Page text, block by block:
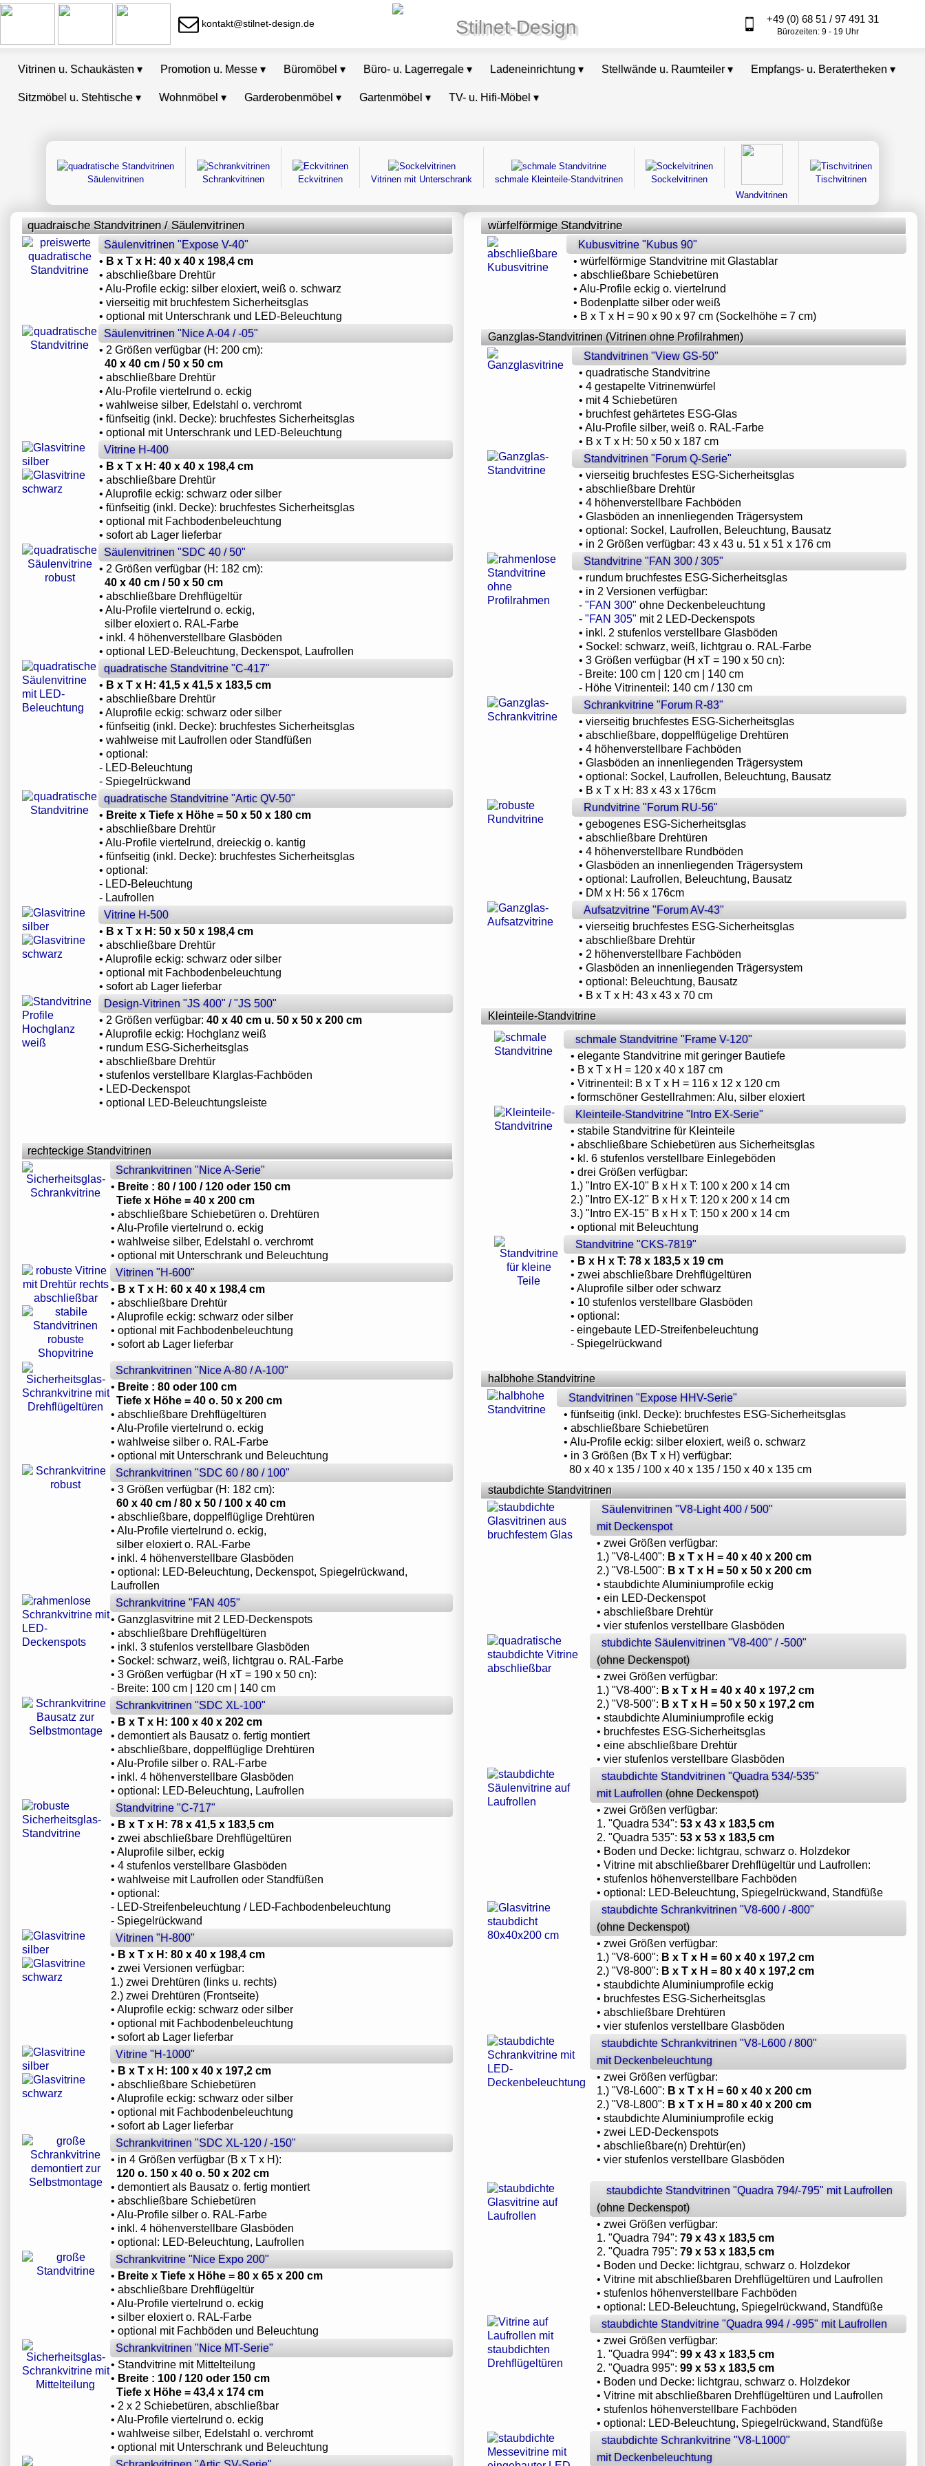
kontakt@stilnet-design.de Stilnet-Design +49 (0) 68 51 / 97 491 31
Bürozeiten: 9 - 19 Uhr
Säulenvitrinen Schrankvitrinen Eckvitrinen Vitrinen mit Unterschrank schmale Kleinteile-Standvitrinen
Sockelvitrinen
Wandvitrinen
Tischvitrinen
würfelförmige Standvitrine
Kubusvitrine "Kubus 90"
• würfelförmige Standvitrine mit Glastablar
• abschließbare Schiebetüren
• Alu-Profile eckig o. viertelrund
• Bodenplatte silber oder weiß
• B x T x H = 90 x 90 x 97 cm (Sockelhöhe = 7 cm)
Ganzglas-Standvitrinen (Vitrinen ohne Profilrahmen)
Standvitrinen "View GS-50"
• quadratische Standvitrine
• 4 gestapelte Vitrinenwürfel
• mit 4 Schiebetüren
• bruchfest gehärtetes ESG-Glas
• Alu-Profile silber, weiß o. RAL-Farbe
• B x T x H: 50 x 50 x 187 cm
Standvitrinen "Forum Q-Serie"
• vierseitig bruchfestes ESG-Sicherheitsglas
• abschließbare Drehtür
• 4 höhenverstellbare Fachböden
• Glasböden an innenliegenden Trägersystem
• optional: Sockel, Laufrollen, Beleuchtung, Bausatz
• in 2 Größen verfügbar: 43 x 43 u. 51 x 51 x 176 cm
Standvitrine "FAN 300 / 305"
• rundum bruchfestes ESG-Sicherheitsglas
• in 2 Versionen verfügbar:
- "FAN 300" ohne Deckenbeleuchtung
- "FAN 305" mit 2 LED-Deckenspots
• inkl. 2 stufenlos verstellbare Glasböden
• Sockel: schwarz, weiß, lichtgrau o. RAL-Farbe
• 3 Größen verfügbar (H xT = 190 x 50 cn):
- Breite: 100 cm | 120 cm | 140 cm
- Höhe Vitrinenteil: 140 cm / 130 cm
Schrankvitrine "Forum R-83"
• vierseitig bruchfestes ESG-Sicherheitsglas
• abschließbare, doppelflügelige Drehtüren
• 4 höhenverstellbare Fachböden
• Glasböden an innenliegenden Trägersystem
• optional: Sockel, Laufrollen, Beleuchtung, Bausatz
• B x T x H: 83 x 43 x 176cm
Rundvitrine "Forum RU-56"
• gebogenes ESG-Sicherheitsglas
• abschließbare Drehtüren
• 4 höhenverstellbare Rundböden
• Glasböden an innenliegenden Trägersystem
• optional: Laufrollen, Beleuchtung, Bausatz
• DM x H: 56 x 176cm
Aufsatzvitrine "Forum AV-43"
• vierseitig bruchfestes ESG-Sicherheitsglas
• abschließbare Drehtür
• 2 höhenverstellbare Fachböden
• Glasböden an innenliegenden Trägersystem
• optional: Beleuchtung, Bausatz
• B x T x H: 43 x 43 x 70 cm
Kleinteile-Standvitrine
schmale Standvitrine "Frame V-120"
• elegante Standvitrine mit geringer Bautiefe
• B x T x H = 120 x 40 x 187 cm
• Vitrinenteil: B x T x H = 116 x 12 x 120 cm
• formschöner Gestellrahmen: Alu, silber eloxiert
Kleinteile-Standvitrine "Intro EX-Serie"
• stabile Standvitrine für Kleinteile
• abschließbare Schiebetüren aus Sicherheitsglas
• kl. 6 stufenlos verstellbare Einlegeböden
• drei Größen verfügbar:
1.) "Intro EX-10" B x H x T: 100 x 200 x 14 cm
2.) "Intro EX-12" B x H x T: 120 x 200 x 14 cm
3.) "Intro EX-15" B x H x T: 150 x 200 x 14 cm
• optional mit Beleuchtung
Standvitrine "CKS-7819"
• B x H x T: 78 x 183,5 x 19 cm
• zwei abschließbare Drehflügeltüren
• Aluprofile silber oder schwarz
• 10 stufenlos verstellbare Glasböden
• optional:
- eingebaute LED-Streifenbeleuchtung
- Spiegelrückwand
halbhohe Standvitrine
Standvitrinen "Expose HHV-Serie"
• fünfseitig (inkl. Decke): bruchfestes ESG-Sicherheitsglas
• abschließbare Schiebetüren
• Alu-Profile eckig: silber eloxiert, weiß o. schwarz
• in 3 Größen (Bx T x H) verfügbar:
80 x 40 x 135 / 100 x 40 x 135 / 150 x 40 x 135 cm
staubdichte Standvitrinen
Säulenvitrinen "V8-Light 400 / 500"
mit Deckenspot
• zwei Größen verfügbar:
1.) "V8-L400": B x T x H = 40 x 40 x 200 cm
2.) "V8-L500": B x T x H = 50 x 50 x 200 cm
• staubdichte Aluminiumprofile eckig
• ein LED-Deckenspot
• abschließbare Drehtür
• vier stufenlos verstellbare Glasböden
stubdichte Säulenvitrinen "V8-400" / -500"
(ohne Deckenspot)
• zwei Größen verfügbar:
1.) "V8-400": B x T x H = 40 x 40 x 197,2 cm
2.) "V8-500": B x T x H = 50 x 50 x 197,2 cm
• staubdichte Aluminiumprofile eckig
• bruchfestes ESG-Sicherheitsglas
• eine abschließbare Drehtür
• vier stufenlos verstellbare Glasböden
staubdichte Standvitrinen "Quadra 534/-535"
mit Laufrollen (ohne Deckenspot)
• zwei Größen verfügbar:
1. "Quadra 534": 53 x 43 x 183,5 cm
2. "Quadra 535": 53 x 53 x 183,5 cm
• Boden und Decke: lichtgrau, schwarz o. Holzdekor
• Vitrine mit abschließbarer Drehflügeltür und Laufrollen:
• stufenlos höhenverstellbare Fachböden
• optional: LED-Beleuchtung, Spiegelrückwand, Standfüße
staubdichte Schrankvitrinen "V8-600 / -800"
(ohne Deckenspot)
• zwei Größen verfügbar:
1.) "V8-600": B x T x H = 60 x 40 x 197,2 cm
2.) "V8-800": B x T x H = 80 x 40 x 197,2 cm
• staubdichte Aluminiumprofile eckig
• bruchfestes ESG-Sicherheitsglas
• abschließbare Drehtüren
• vier stufenlos verstellbare Glasböden
staubdichte Schrankvitrinen "V8-L600 / 800"
mit Deckenbeleuchtung
• zwei Größen verfügbar:
1.) "V8-L600": B x T x H = 60 x 40 x 200 cm
2.) "V8-L800": B x T x H = 80 x 40 x 200 cm
• staubdichte Aluminiumprofile eckig
• zwei LED-Deckenspots
• abschließbare(n) Drehtür(en)
• vier stufenlos verstellbare Glasböden
staubdichte Standvitrinen "Quadra 794/-795" mit Laufrollen
(ohne Deckenspot)
• zwei Größen verfügbar:
1. "Quadra 794": 79 x 43 x 183,5 cm
2. "Quadra 795": 79 x 53 x 183,5 cm
• Boden und Decke: lichtgrau, schwarz o. Holzdekor
• Vitrine mit abschließbaren Drehflügeltüren und Laufrollen
• stufenlos höhenverstellbare Fachböden
• optional: LED-Beleuchtung, Spiegelrückwand, Standfüße
staubdichte Standvitrine "Quadra 994 / -995" mit Laufrollen
• zwei Größen verfügbar:
1. "Quadra 994": 99 x 43 x 183,5 cm
2. "Quadra 995": 99 x 53 x 183,5 cm
• Boden und Decke: lichtgrau, schwarz o. Holzdekor
• Vitrine mit abschließbaren Drehflügeltüren und Laufrollen
• stufenlos höhenverstellbare Fachböden
• optional: LED-Beleuchtung, Spiegelrückwand, Standfüße
staubdichte Schrankvitrine "V8-L1000"
mit Deckenbeleuchtung
quadraische Standvitrinen / Säulenvitrinen
Säulenvitrinen "Expose V-40"
• B x T x H: 40 x 40 x 198,4 cm
• abschließbare Drehtür
• Alu-Profile eckig: silber eloxiert, weiß o. schwarz
• vierseitig mit bruchfestem Sicherheitsglas
• optional mit Unterschrank und LED-Beleuchtung
Säulenvitrinen "Nice A-04 / -05"
• 2 Größen verfügbar (H: 200 cm):
40 x 40 cm / 50 x 50 cm
• abschließbare Drehtür
• Alu-Profile viertelrund o. eckig
• wahlweise silber, Edelstahl o. verchromt
• fünfseitig (inkl. Decke): bruchfestes Sicherheitsglas
• optional mit Unterschrank und LED-Beleuchtung
Vitrine H-400
• B x T x H: 40 x 40 x 198,4 cm
• abschließbare Drehtür
• Aluprofile eckig: schwarz oder silber
• fünfseitig (inkl. Decke): bruchfestes Sicherheitsglas
• optional mit Fachbodenbeleuchtung
• sofort ab Lager lieferbar
Säulenvitrinen "SDC 40 / 50"
• 2 Größen verfügbar (H: 182 cm):
40 x 40 cm / 50 x 50 cm
• abschließbare Drehflügeltür
• Alu-Profile viertelrund o. eckig,
silber eloxiert o. RAL-Farbe
• inkl. 4 höhenverstellbare Glasböden
• optional LED-Beleuchtung, Deckenspot, Laufrollen
quadratische Standvitrine "C-417"
• B x T x H: 41,5 x 41,5 x 183,5 cm
• abschließbare Drehtür
• Aluprofile eckig: schwarz oder silber
• fünfseitig (inkl. Decke): bruchfestes Sicherheitsglas
• wahlweise mit Laufrollen oder Standfüßen
• optional:
- LED-Beleuchtung
- Spiegelrückwand
quadratische Standvitrine "Artic QV-50"
• Breite x Tiefe x Höhe = 50 x 50 x 180 cm
• abschließbare Drehtür
• Alu-Profile viertelrund, dreieckig o. kantig
• fünfseitig (inkl. Decke): bruchfestes Sicherheitsglas
• optional:
- LED-Beleuchtung
- Laufrollen
Vitrine H-500
• B x T x H: 50 x 50 x 198,4 cm
• abschließbare Drehtür
• Aluprofile eckig: schwarz oder silber
• optional mit Fachbodenbeleuchtung
• sofort ab Lager lieferbar
Design-Vitrinen "JS 400" / "JS 500"
• 2 Größen verfügbar: 40 x 40 cm u. 50 x 50 x 200 cm
• Aluprofile eckig: Hochglanz weiß
• rundum ESG-Sicherheitsglas
• abschließbare Drehtür
• stufenlos verstellbare Klarglas-Fachböden
• LED-Deckenspot
• optional LED-Beleuchtungsleiste
rechteckige Standvitrinen
Schrankvitrinen "Nice A-Serie"
• Breite : 80 / 100 / 120 oder 150 cm
Tiefe x Höhe = 40 x 200 cm
• abschließbare Schiebetüren o. Drehtüren
• Alu-Profile viertelrund o. eckig
• wahlweise silber, Edelstahl o. verchromt
• optional mit Unterschrank und Beleuchtung
Vitrinen "H-600"
• B x T x H: 60 x 40 x 198,4 cm
• abschließbare Drehtür
• Aluprofile eckig: schwarz oder silber
• optional mit Fachbodenbeleuchtung
• sofort ab Lager lieferbar
Schrankvitrinen "Nice A-80 / A-100"
• Breite : 80 oder 100 cm
Tiefe x Höhe = 40 o. 50 x 200 cm
• abschließbare Drehflügeltüren
• Alu-Profile viertelrund o. eckig
• wahlweise silber o. RAL-Farbe
• optional mit Unterschrank und Beleuchtung
Schrankvitrinen "SDC 60 / 80 / 100"
• 3 Größen verfügbar (H: 182 cm):
60 x 40 cm / 80 x 50 / 100 x 40 cm
• abschließbare, doppelflüglige Drehtüren
• Alu-Profile viertelrund o. eckig,
silber eloxiert o. RAL-Farbe
• inkl. 4 höhenverstellbare Glasböden
• optional: LED-Beleuchtung, Deckenspot, Spiegelrückwand,
Laufrollen
Schrankvitrine "FAN 405"
• Ganzglasvitrine mit 2 LED-Deckenspots
• abschließbare Drehflügeltüren
• inkl. 3 stufenlos verstellbare Glasböden
• Sockel: schwarz, weiß, lichtgrau o. RAL-Farbe
• 3 Größen verfügbar (H xT = 190 x 50 cn):
- Breite: 100 cm | 120 cm | 140 cm
Schrankvitrinen "SDC XL-100"
• B x T x H: 100 x 40 x 202 cm
• demontiert als Bausatz o. fertig montiert
• abschließbare, doppelflüglige Drehtüren
• Alu-Profile silber o. RAL-Farbe
• inkl. 4 höhenverstellbare Glasböden
• optional: LED-Beleuchtung, Laufrollen
Standvitrine "C-717"
• B x T x H: 78 x 41,5 x 183,5 cm
• zwei abschließbare Drehflügeltüren
• Aluprofile silber, eckig
• 4 stufenlos verstellbare Glasböden
• wahlweise mit Laufrollen oder Standfüßen
• optional:
- LED-Streifenbeleuchtung / LED-Fachbodenbeleuchtung
- Spiegelrückwand
Vitrinen "H-800"
• B x T x H: 80 x 40 x 198,4 cm
• zwei Versionen verfügbar:
1.) zwei Drehtüren (links u. rechts)
2.) zwei Drehtüren (Frontseite)
• Aluprofile eckig: schwarz oder silber
• optional mit Fachbodenbeleuchtung
• sofort ab Lager lieferbar
Vitrine "H-1000"
• B x T x H: 100 x 40 x 197,2 cm
• abschließbare Schiebetüren
• Aluprofile eckig: schwarz oder silber
• optional mit Fachbodenbeleuchtung
• sofort ab Lager lieferbar
Schrankvitrinen "SDC XL-120 / -150"
• in 4 Größen verfügbar (B x T x H):
120 o. 150 x 40 o. 50 x 202 cm
• demontiert als Bausatz o. fertig montiert
• abschließbare Schiebetüren
• Alu-Profile silber o. RAL-Farbe
• inkl. 4 höhenverstellbare Glasböden
• optional: LED-Beleuchtung, Laufrollen
Schrankvitrine "Nice Expo 200"
• Breite x Tiefe x Höhe = 80 x 65 x 200 cm
• abschließbare Drehflügeltür
• Alu-Profile viertelrund o. eckig
• silber eloxiert o. RAL-Farbe
• optional mit Fachböden und Beleuchtung
Schrankvitrinen "Nice MT-Serie"
• Standvitrine mit Mittelteilung
• Breite : 100 / 120 oder 150 cm
Tiefe x Höhe = 43,4 x 174 cm
• 2 x 2 Schiebetüren, abschließbar
• Alu-Profile viertelrund o. eckig
• wahlweise silber, Edelstahl o. verchromt
• optional mit Unterschrank und Beleuchtung
Vitrinen u. Schaukästen ▾ Promotion u. Messe ▾ Büromöbel ▾ Büro- u. Lagerregale ▾ Ladeneinrichtung ▾ Stellwände u. Raumteiler▾ Empfangs- u. Beratertheken ▾
Sitzmöbel u. Stehtische ▾ Wohnmöbel ▾ Garderobenmöbel ▾ Gartenmöbel ▾ TV- u. Hifi-Möbel ▾